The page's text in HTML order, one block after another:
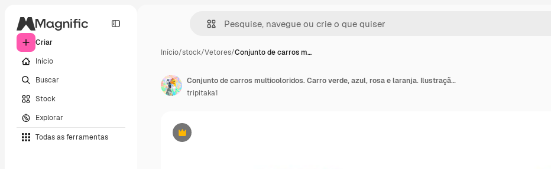
Criar
Início
Buscar
Stock
Explorar
Todas as ferramentas
Início/stock/Vetores/Conjunto de carros m…
Premium
Conjunto de carros multicoloridos. Carro verde, azul, rosa e laranja. Ilustração em vetor de transporte no estilo dos desenhos animados infantis. Clipart engraçado isolado em um fundo branco. Divertido estampado fofo
tripitaka1